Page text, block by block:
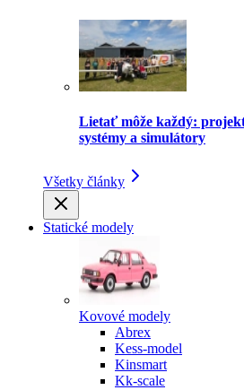
Lietať môže každý:
systémy a simulátory
Všetky články
Statické modely
Kovové modely
Abrex
Kess-model
Kinsmart
Kk-scale